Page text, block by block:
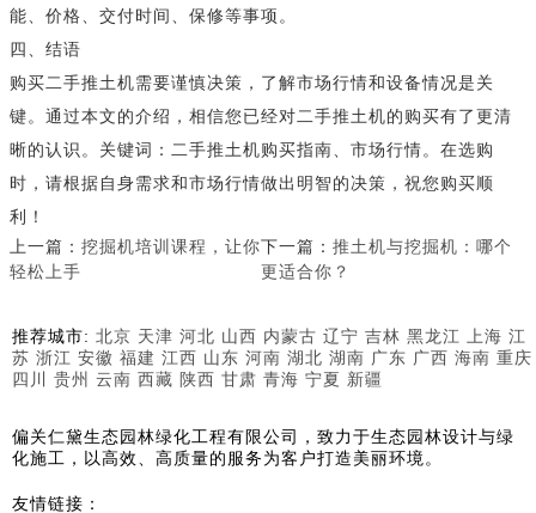
能、价格、交付时间、保修等事项。
四、结语
购买二手推土机需要谨慎决策，了解市场行情和设备情况是关
键。通过本文的介绍，相信您已经对二手推土机的购买有了更清
晰的认识。关键词：二手推土机购买指南、市场行情。在选购
时，请根据自身需求和市场行情做出明智的决策，祝您购买顺
利！
上一篇： 挖掘机培训课程，让你
轻松上手
下一篇： 推土机与挖掘机：哪个
更适合你？
推荐城市: 北京 天津 河北 山西 内蒙古 辽宁 吉林 黑龙江 上海 江
苏 浙江 安徽 福建 江西 山东 河南 湖北 湖南 广东 广西 海南 重庆
四川
贵州 云南 西藏 陕西 甘肃 青海 宁夏 新疆
偏关仁黛生态园林绿化工程有限公司，致力于生态园林设计与绿
化施工，以高效、高质量的服务为客户打造美丽环境。
友情链接：